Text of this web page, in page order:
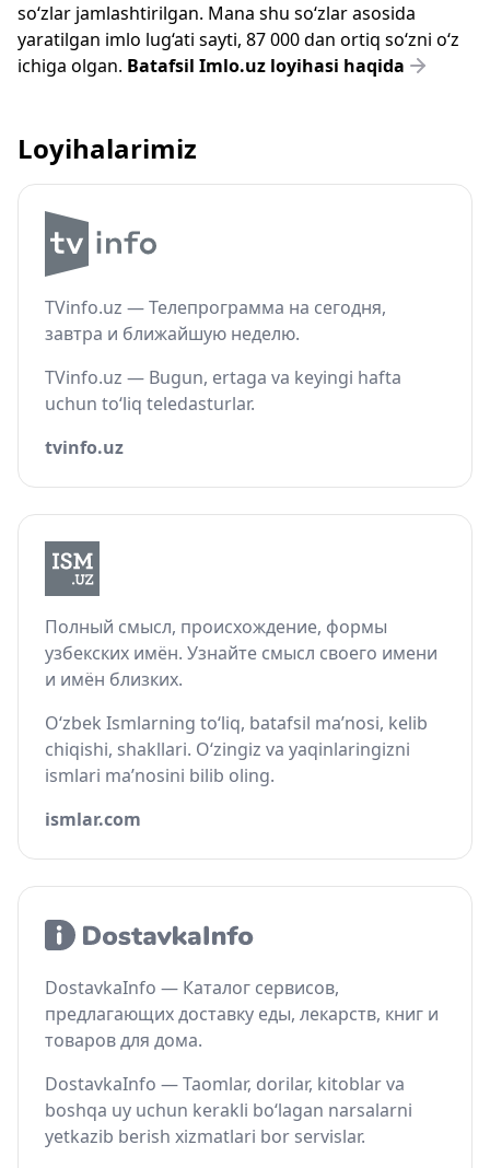
so‘zlar jamlashtirilgan. Mana shu so‘zlar asosida
yaratilgan imlo lug‘ati sayti, 87 000 dan ortiq so‘zni o‘z
ichiga olgan. Batafsil Imlo.uz loyihasi haqida
Loyihalarimiz
TVinfo.uz — Телепрограмма на сегодня,
завтра и ближайшую неделю.
TVinfo.uz — Bugun, ertaga va keyingi hafta
uchun to‘liq teledasturlar.
tvinfo.uz
Полный смысл, происхождение, формы
узбекских имён. Узнайте смысл своего имени
и имён близких.
O‘zbek Ismlarning to‘liq, batafsil ma’nosi, kelib
chiqishi, shakllari. O‘zingiz va yaqinlaringizni
ismlari ma’nosini bilib oling.
ismlar.com
DostavkaInfo — Каталог сервисов,
предлагающих доставку еды, лекарств, книг и
товаров для дома.
DostavkaInfo — Taomlar, dorilar, kitoblar va
boshqa uy uchun kerakli bo‘lagan narsalarni
yetkazib berish xizmatlari bor servislar.